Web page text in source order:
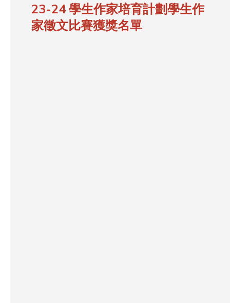
23-24 學生作家培育計劃學生作
家徵文比賽獲獎名單